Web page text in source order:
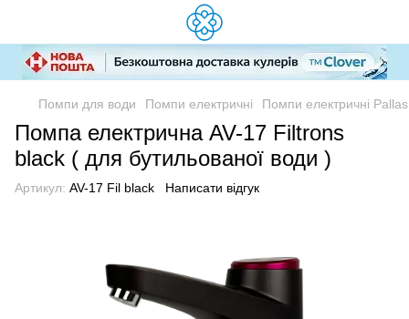
Помпи для води Помпи електричні Помпи електричні Pallas
Помпа електрична AV-17 Filtrons
black ( для бутильованої води )
Артикул: AV-17 Fil black Написати відгук